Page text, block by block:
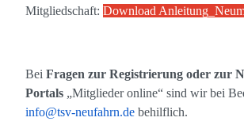
Mitgliedschaft: Download
Bei Fragen zur Registrierung oder zur
Portals „Mitglieder online“ sind wir bei
info@tsv-neufahrn.de behilflich.